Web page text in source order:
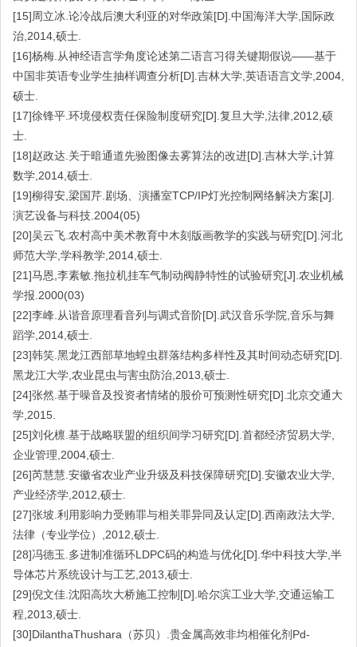
[15]周立冰.论冷战后澳大利亚的对华政策[D].中国海洋大学,国际政
治,2014,硕士.
[16]杨梅.从神经语言学角度论述第二语言习得关键期假说——基于
中国非英语专业学生抽样调查分析[D].吉林大学,英语语言文学,2004,
硕士.
[17]徐锋平.环境侵权责任保险制度研究[D].复旦大学,法律,2012,硕
士.
[18]赵政达.关于暗通道先验图像去雾算法的改进[D].吉林大学,计算
数学,2014,硕士.
[19]柳得安,梁国芹.剧场、演播室TCP/IP灯光控制网络解决方案[J].
演艺设备与科技.2004(05)
[20]吴云飞.农村高中美术教育中木刻版画教学的实践与研究[D].河北
师范大学,学科教学,2014,硕士.
[21]马恩,李素敏.拖拉机挂车气制动阀静特性的试验研究[J].农业机械
学报.2000(03)
[22]李峰.从谐音原理看音列与调式音阶[D].武汉音乐学院,音乐与舞
蹈学,2014,硕士.
[23]韩笑.黑龙江西部草地蝗虫群落结构多样性及其时间动态研究[D].
黑龙江大学,农业昆虫与害虫防治,2013,硕士.
[24]张然.基于噪音及投资者情绪的股价可预测性研究[D].北京交通大
学,2015.
[25]刘化檩.基于战略联盟的组织间学习研究[D].首都经济贸易大学,
企业管理,2004,硕士.
[26]芮慧慧.安徽省农业产业升级及科技保障研究[D].安徽农业大学,
产业经济学,2012,硕士.
[27]张坡.利用影响力受贿罪与相关罪异同及认定[D].西南政法大学,
法律（专业学位）,2012,硕士.
[28]冯德玉.多进制准循环LDPC码的构造与优化[D].华中科技大学,半
导体芯片系统设计与工艺,2013,硕士.
[29]倪文佳.沈阳高坎大桥施工控制[D].哈尔滨工业大学,交通运输工
程,2013,硕士.
[30]DilanthaThushara（苏贝）.贵金属高效非均相催化剂Pd-